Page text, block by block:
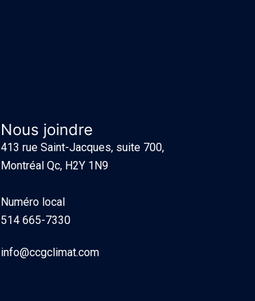
Nous joindre
413 rue Saint-Jacques, suite 700,
Montréal Qc, H2Y 1N9
Numéro local
514 665-7330
info@ccgclimat.com